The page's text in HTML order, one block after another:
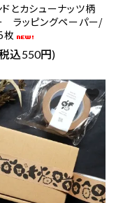
ドとカシューナッツ柄
ラッピングペーパー/
枚
込550円)
favorite